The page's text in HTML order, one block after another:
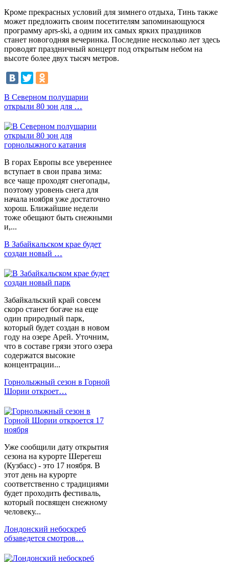
Кроме прекрасных условий для зимнего отдыха, Тинь также
может предложить своим посетителям запоминающуюся
программу aprs-ski, а одним их самых ярких праздников
станет новогодняя вечеринка. Последние несколько лет здесь
проводят праздничный концерт под открытым небом на
высоте более двух тысяч метров.
В Северном полушарии
открыли 80 зон для …
В горах Европы все увереннее
вступает в свои права зима:
все чаще проходят снегопады,
поэтому уровень снега для
начала ноября уже достаточно
хорош. Ближайшие недели
тоже обещают быть снежными
и,...
В Забайкальском крае будет
создан новый …
Забайкальский край совсем
скоро станет богаче на еще
один природный парк,
который будет создан в новом
году на озере Арей. Уточним,
что в составе грязи этого озера
содержатся высокие
концентрации...
Горнолыжный сезон в Горной
Шории откроет…
Уже сообщили дату открытия
сезона на курорте Шерегеш
(Кузбасс) - это 17 ноября. В
этот день на курорте
соответственно с традициями
будет проходить фестиваль,
который посвящен снежному
человеку...
Лондонский небоскреб
обзаведется смотров…